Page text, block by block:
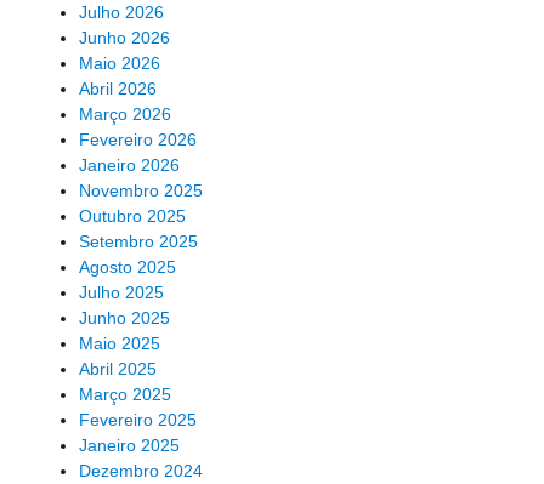
Julho 2026
Junho 2026
Maio 2026
Abril 2026
Março 2026
Fevereiro 2026
Janeiro 2026
Novembro 2025
Outubro 2025
Setembro 2025
Agosto 2025
Julho 2025
Junho 2025
Maio 2025
Abril 2025
Março 2025
Fevereiro 2025
Janeiro 2025
Dezembro 2024